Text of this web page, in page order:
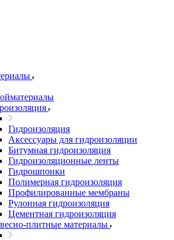
Гидроизоляция
Аксессуары для гидроизоляции
Битумная гидроизоляция
Гидроизоляционные ленты
Гидрошпонки
Полимерная гидроизоляция
Профилированные мембраны
Рулонная гидроизоляция
Цементная гидроизоляция
плитные материалы